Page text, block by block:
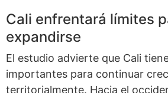
Cali enfrentará límites
expandirse
El estudio advierte que Cali
importantes para continuar
territorialmente. Hacia el